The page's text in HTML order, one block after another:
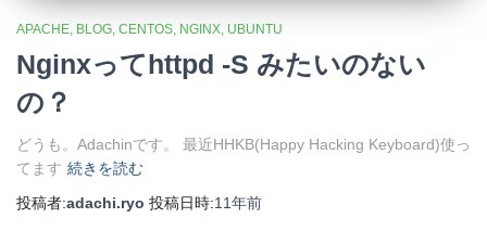
APACHE BLOG CENTOS NGINX UBUNTU
Nginxってhttpd -S みたいのない
の？
どうも。Adachinです。 最近HHKB(Happy Hacking Keyboard)使っ
てます 続きを読む
投稿者:adachi.ryo 投稿日時:11年前